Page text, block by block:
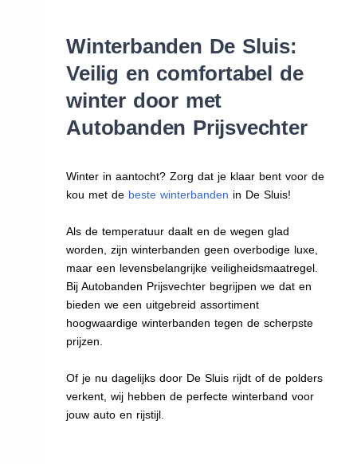
Winterbanden De Sluis:
Veilig en comfortabel de
winter door met
Autobanden Prijsvechter
Winter in aantocht? Zorg dat je klaar bent voor de
kou met de beste winterbanden in De Sluis!
Als de temperatuur daalt en de wegen glad
worden, zijn winterbanden geen overbodige luxe,
maar een levensbelangrijke veiligheidsmaatregel.
Bij Autobanden Prijsvechter begrijpen we dat en
bieden we een uitgebreid assortiment
hoogwaardige winterbanden tegen de scherpste
prijzen.
Of je nu dagelijks door De Sluis rijdt of de polders
verkent, wij hebben de perfecte winterband voor
jouw auto en rijstijl.